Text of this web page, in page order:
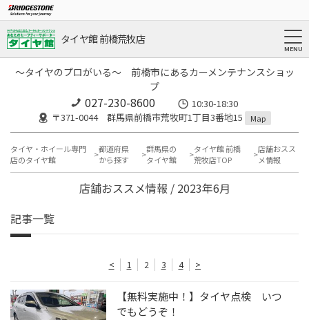
タイヤ館 前橋荒牧店
～タイヤのプロがいる～ 前橋市にあるカーメンテナンスショッ
プ
027-230-8600
10:30-18:30
〒371-0044 群馬県前橋市荒牧町1丁目3番地15
Map
タイヤ・ホイール専門
店のタイヤ館
都道府県
から探す
群馬県の
タイヤ館
タイヤ館 前橋
荒牧店TOP
店舗おスス
メ情報
店舗おススメ情報 / 2023年6月
記事一覧
< 1 2 3 4 >
【無料実施中！】タイヤ点検 いつ
でもどうぞ！